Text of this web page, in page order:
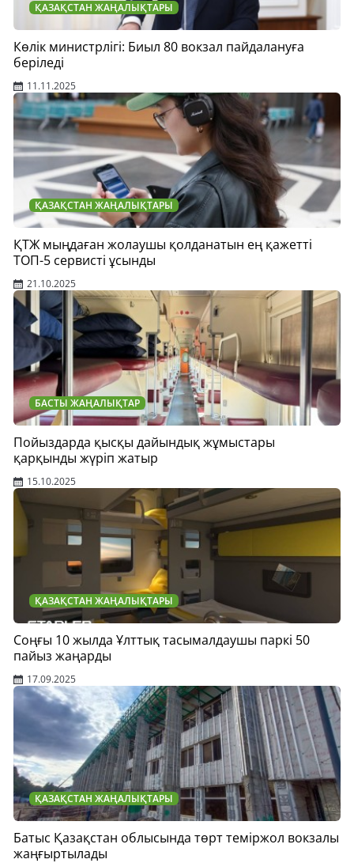
ҚАЗАҚСТАН ЖАҢАЛЫҚТАРЫ
Көлік министрлігі: Биыл 80 вокзал пайдалануға
беріледі
11.11.2025
ҚАЗАҚСТАН ЖАҢАЛЫҚТАРЫ
ҚТЖ мыңдаған жолаушы қолданатын ең қажетті
ТОП-5 сервисті ұсынды
21.10.2025
БАСТЫ ЖАҢАЛЫҚТАР
Пойыздарда қысқы дайындық жұмыстары
қарқынды жүріп жатыр
15.10.2025
ҚАЗАҚСТАН ЖАҢАЛЫҚТАРЫ
Соңғы 10 жылда Ұлттық тасымалдаушы паркі 50
пайыз жаңарды
17.09.2025
ҚАЗАҚСТАН ЖАҢАЛЫҚТАРЫ
Батыс Қазақстан облысында төрт теміржол вокзалы
жаңғыртылады